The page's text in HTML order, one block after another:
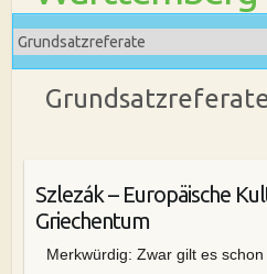
Szlezák – Europäische
Griechentum
Merkwürdig: Zwar gilt es